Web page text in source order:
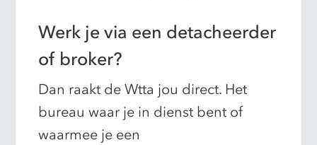
Werk je via een detacheerder
of broker?
Dan raakt de Wtta jou direct. Het
bureau waar je in dienst bent of
waarmee je een